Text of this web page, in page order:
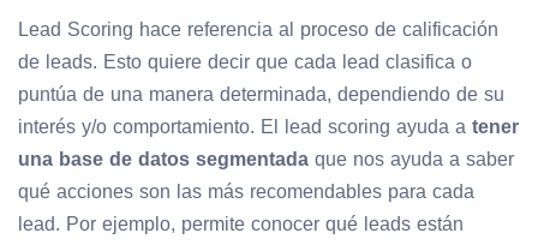
Lead Scoring hace referencia al proceso de calificación
de leads. Esto quiere decir que cada lead clasifica o
puntúa de una manera determinada, dependiendo de su
interés y/o comportamiento. El lead scoring ayuda a tener
una base de datos segmentada que nos ayuda a saber
qué acciones son las más recomendables para cada
lead. Por ejemplo, permite conocer qué leads están